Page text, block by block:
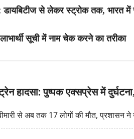
डायबिटीज से लेकर स्ट्रोक तक, भारत
सूची में नाम चेक करने का तरीका
हादसा: पुष्पक एक्सप्रेस में
से अब तक 17 लोगों की मौत, प्रशासन